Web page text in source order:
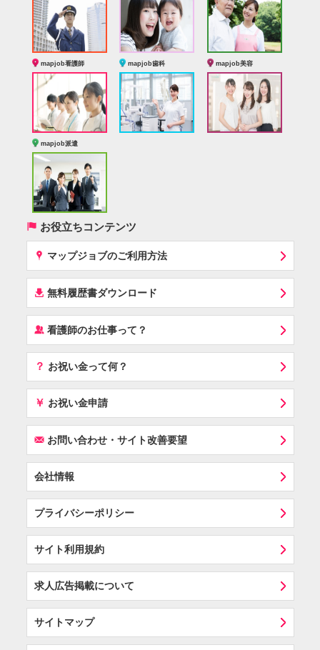
mapjob看護師 mapjob歯科 mapjob美容
mapjob派遣
( お役立ちコンテンツ
x マップジョブのご利用方法
í 無料履歴書ダウンロード
‰看護師のお仕事って？
？ お祝い金って何？
￥ お祝い金申請
Fお問い合わせ・サイト改善要望
会社情報
プライバシーポリシー
サイト利用規約
求人広告掲載について
サイトマップ